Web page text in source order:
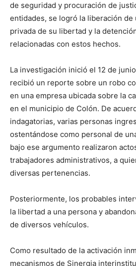
de seguridad y procuración de
entidades, se logró la liberación de
privada de su libertad y la
relacionadas con estos hechos.
La investigación inició el 12 de
recibió un reporte sobre un robo
en una empresa ubicada sobre la
en el municipio de Colón. De
indagatorias, varias personas
ostentándose como personal de
bajo ese argumento realizaron
trabajadores administrativos, a
diversas pertenencias.
Posteriormente, los probables
la libertad a una persona y
de diversos vehículos.
Como resultado de la activación
mecanismos de Sinergia